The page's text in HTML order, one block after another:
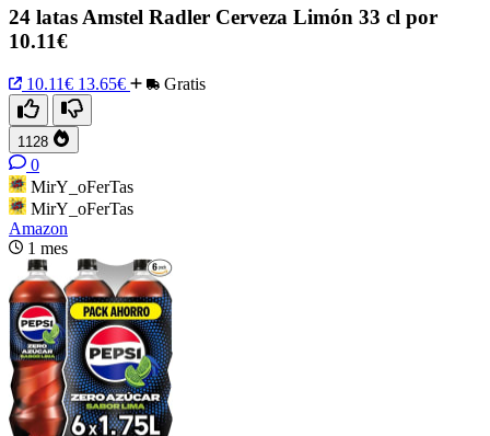
24 latas Amstel Radler Cerveza Limón 33 cl por
10.11€
10.11€ 13.65€ Gratis
1128
0
MirY_oFerTas
MirY_oFerTas
Amazon
1 mes